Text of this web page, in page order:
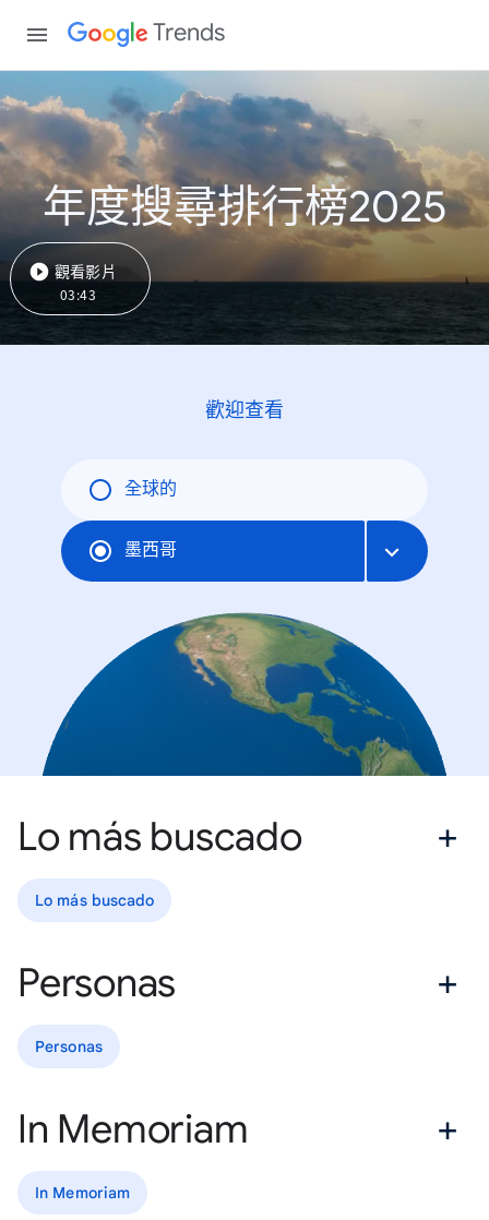
Trends
年度搜尋排行榜2025
觀看影片
03:43
歡迎查看
全球的
墨西哥
Lo más buscado
Lo más buscado
Personas
Personas
In Memoriam
In Memoriam